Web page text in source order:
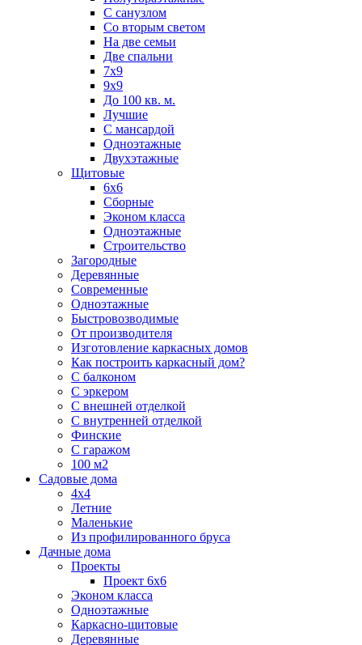
С санузлом
Со вторым светом
На две семьи
Две спальни
7х9
9х9
До 100 кв. м.
Лучшие
С мансардой
Одноэтажные
Двухэтажные
Щитовые
6х6
Сборные
Эконом класса
Одноэтажные
Строительство
Загородные
Деревянные
Современные
Одноэтажные
Быстровозводимые
От производителя
Изготовление каркасных домов
Как построить каркасный дом?
С балконом
С эркером
С внешней отделкой
С внутренней отделкой
Финские
С гаражом
100 м2
Садовые дома
4х4
Летние
Маленькие
Из профилированного бруса
Дачные дома
Проекты
Проект 6х6
Эконом класса
Одноэтажные
Каркасно-щитовые
Деревянные